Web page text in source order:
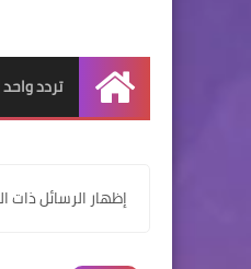
الرئيسية
تردد
‏إظهار الرسائل ذات